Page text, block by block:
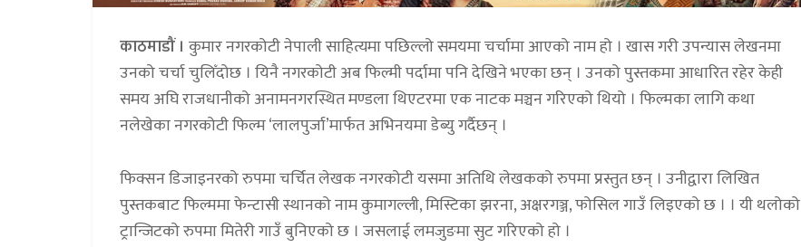
काठमाडौं । कुमार नगरकोटी नेपाली साहित्यमा पछिल्लो समयमा चर्चामा आएको नाम हो । खास गरी उपन्यास लेखनमा
उनको चर्चा चुलिँदोछ । यिनै नगरकोटी अब फिल्मी पर्दामा पनि देखिने भएका छन् । उनको पुस्तकमा आधारित रहेर केही
समय अघि राजधानीको अनामनगरस्थित मण्डला थिएटरमा एक नाटक मञ्चन गरिएको थियो । फिल्मका लागि कथा
नलेखेका नगरकोटी फिल्म ‘लालपुर्जा’मार्फत अभिनयमा डेब्यु गर्दैछन् ।
फिक्सन डिजाइनरको रुपमा चर्चित लेखक नगरकोटी यसमा अतिथि लेखकको रुपमा प्रस्तुत छन् । उनीद्वारा लिखित
पुस्तकबाट फिल्ममा फेन्टासी स्थानको नाम कुमागल्ली, मिस्टिका झरना, अक्षरगञ्ज, फोसिल गाउँ लिइएको छ । । यी थलोको
ट्रान्जिटको रुपमा मितेरी गाउँ बुनिएको छ । जसलाई लमजुङमा सुट गरिएको हो ।